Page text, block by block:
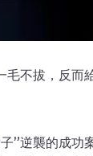
不拔，反而
”逆襲的成功